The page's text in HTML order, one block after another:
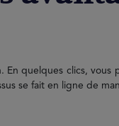
quelques clics, vous
se fait en ligne de